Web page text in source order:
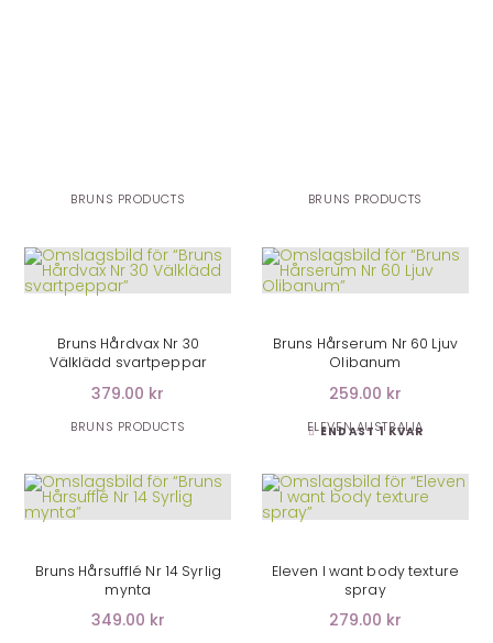
BRUNS PRODUCTS
Bruns Hårdvax Nr 30
Välklädd svartpeppar
379.00 kr
BRUNS PRODUCTS
Bruns Hårserum Nr 60 Ljuv
Olibanum
259.00 kr
ENDAST 1 KVAR
BRUNS PRODUCTS
Bruns Hårsufflé Nr 14 Syrlig
mynta
349.00 kr
ELEVEN AUSTRALIA
Eleven I want body texture
spray
279.00 kr